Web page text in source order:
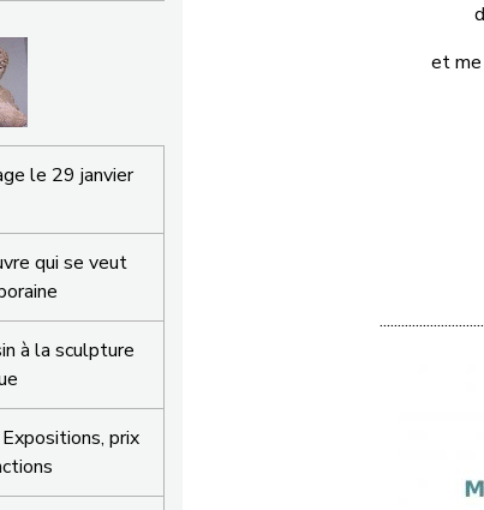
et
le 29 janvier
qui se veut
à la sculpture
prix